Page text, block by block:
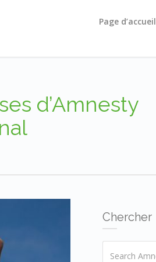
Page d’accueil
d’Amnesty
Chercher